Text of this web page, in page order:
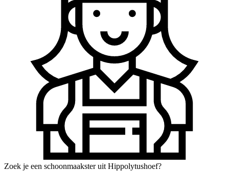
Zoek je een schoonmaakster uit Hippolytushoef?